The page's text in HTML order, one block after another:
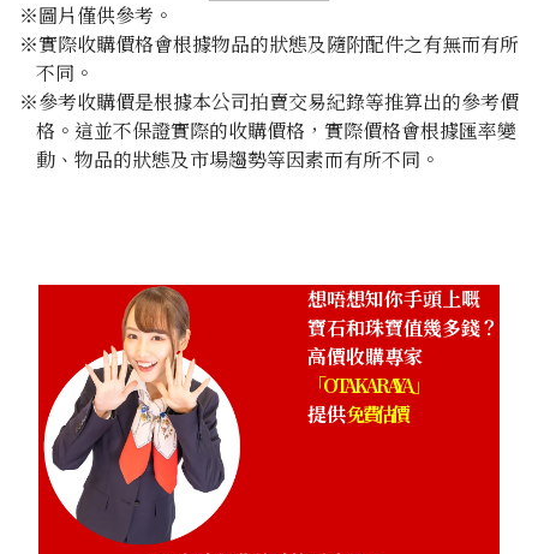
K18 diamond earrings 2.5ct
參考回收價
※圖片僅供參考。
※實際收購價格會根據物品的狀態及隨附配件之有無而有所
不同。
※參考收購價是根據本公司拍賣交易紀錄等推算出的參考價
格。這並不保證實際的收購價格，實際價格會根據匯率變
動、物品的狀態及市場趨勢等因素而有所不同。
想唔想知你手頭上嘅
寶石和珠寶值幾多錢？
高價收購專家
「OTAKARAYA」
提供免費估價